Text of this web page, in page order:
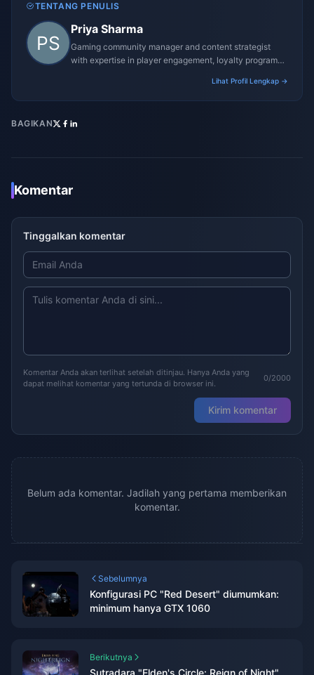
TENTANG PENULIS
Priya Sharma
Gaming community manager and content strategist
with expertise in player engagement, loyalty programs,
Lihat Profil Lengkap →
BAGIKAN
Komentar
Tinggalkan komentar
Komentar Anda akan terlihat setelah ditinjau. Hanya Anda yang
dapat melihat komentar yang tertunda di browser ini.
0/2000
Kirim komentar
Belum ada komentar. Jadilah yang pertama memberikan
komentar.
Sebelumnya
Konfigurasi PC "Red Desert" diumumkan:
minimum hanya GTX 1060
Berikutnya
Sutradara "Elden's Circle: Reign of Night"